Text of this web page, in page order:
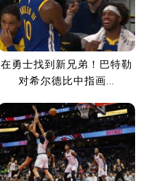
在勇士找到新兄弟！巴特勒
对希尔德比中指画...